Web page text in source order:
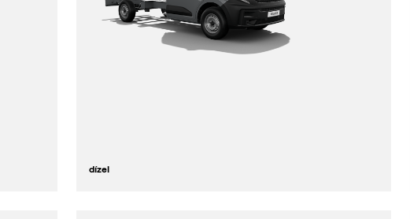
dízel